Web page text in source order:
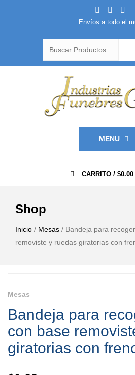
Envíos a todo el
MENU
CARRITO / $0.00
Shop
Inicio / Mesas / Bandeja para
removiste y ruedas giratorias con
Mesas
Bandeja para
con base
giratorias con